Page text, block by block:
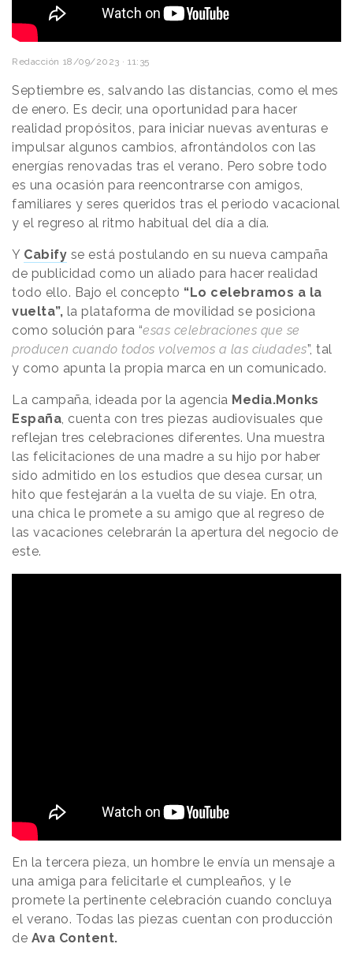
Redacción 18/09/2023 · 11:35
Septiembre es, salvando las distancias, como el mes
de enero. Es decir, una oportunidad para hacer
realidad propósitos, para iniciar nuevas aventuras e
impulsar algunos cambios, afrontándolos con las
energías renovadas tras el verano. Pero sobre todo
es una ocasión para reencontrarse con amigos,
familiares y seres queridos tras el periodo vacacional
y el regreso al ritmo habitual del día a día.
Y Cabify se está postulando en su nueva campaña
de publicidad como un aliado para hacer realidad
todo ello. Bajo el concepto “Lo celebramos a la
vuelta”, la plataforma de movilidad se posiciona
como solución para “esas celebraciones que se
producen cuando todos volvemos a las ciudades”, tal
y como apunta la propia marca en un comunicado.
La campaña, ideada por la agencia Media.Monks
España, cuenta con tres piezas audiovisuales que
reflejan tres celebraciones diferentes. Una muestra
las felicitaciones de una madre a su hijo por haber
sido admitido en los estudios que desea cursar, un
hito que festejarán a la vuelta de su viaje. En otra,
una chica le promete a su amigo que al regreso de
las vacaciones celebrarán la apertura del negocio de
este.
En la tercera pieza, un hombre le envía un mensaje a
una amiga para felicitarle el cumpleaños, y le
promete la pertinente celebración cuando concluya
el verano. Todas las piezas cuentan con producción
de Ava Content.